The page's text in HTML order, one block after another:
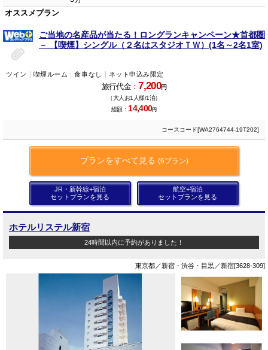
オススメプラン
ご当地の名産品が当たる！ロングランキャンペーン★首都圏
－ 【喫煙】シングル（２名はスタジオＴＷ）(1名～2名1室)
ツイン 喫煙ルーム 食事なし ネット申込み限定
旅行代金：7,200円
（大人お1人様/1泊）
総額： 14,400円
コースコード[WA2764744-19T202]
プランをすべて見る (6プラン)
JR・新幹線+宿泊
セットプランを見る
航空+宿泊
セットプランを見る
ホテルリステル新宿
24時間以内に予約がありました！
東京都／新宿・渋谷・目黒／新宿[3628-309]